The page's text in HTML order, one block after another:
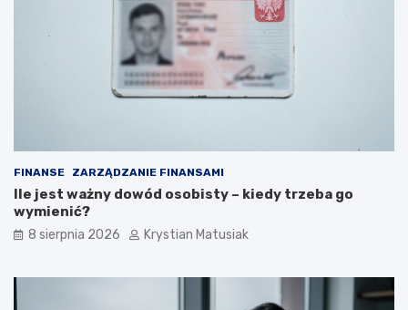
z
y
s
k
a
ć
FINANSE ZARZĄDZANIE FINANSAMI
Ile jest ważny dowód osobisty – kiedy trzeba go
wymienić?
8 sierpnia 2026 Krystian Matusiak